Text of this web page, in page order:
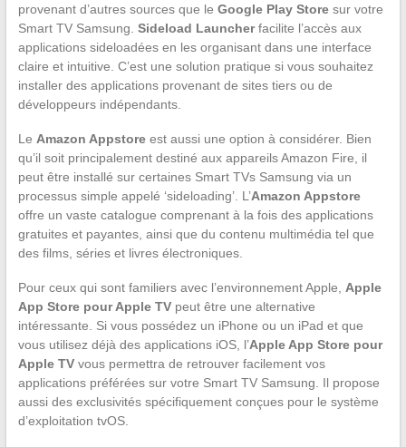
provenant d’autres sources que le Google Play Storesur votre
Smart TV Samsung. Sideload Launcherfacilite l’accès aux
applications sideloadées en les organisant dans une interface
claire et intuitive. C’est une solution pratique si vous souhaitez
installer des applications provenant de sites tiers ou de
développeurs indépendants.
Le Amazon Appstoreest aussi une option à considérer. Bien
qu’il soit principalement destiné aux appareils Amazon Fire, il
peut être installé sur certaines Smart TVs Samsung via un
processus simple appelé ‘sideloading’. L’Amazon Appstore
offre un vaste catalogue comprenant à la fois des applications
gratuites et payantes, ainsi que du contenu multimédia tel que
des films, séries et livres électroniques.
Pour ceux qui sont familiers avec l’environnement Apple, Apple
App Store pour Apple TVpeut être une alternative
intéressante. Si vous possédez un iPhone ou un iPad et que
vous utilisez déjà des applications iOS, l’Apple App Store pour
Apple TVvous permettra de retrouver facilement vos
applications préférées sur votre Smart TV Samsung. Il propose
aussi des exclusivités spécifiquement conçues pour le système
d’exploitation tvOS.